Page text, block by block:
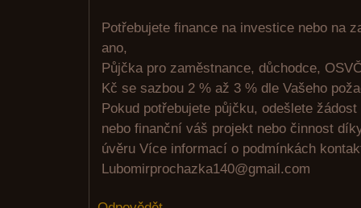
Potřebujete finance na investice nebo na
ano,
Půjčka pro zaměstnance, důchodce,
Kč se sazbou 2 % až 3 % dle Vašeho
Pokud potřebujete půjčku, odešlete
nebo finanční váš projekt nebo činnost
úvěru Více informací o podmínkách
Lubomirprochazka140@gmail.com